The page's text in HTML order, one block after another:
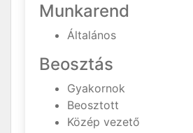
Munkarend
Általános
Beosztás
Gyakornok
Beosztott
Közép vezető